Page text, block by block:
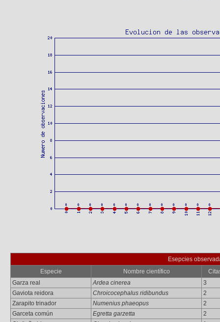
Esepcies
Especie
Nombre científico
Garza real
Ardea cinerea
3
Gaviota reidora
Chroicocephalus ridibundus
2
Zarapito trinador
Numenius phaeopus
2
Garceta común
Egretta garzetta
2